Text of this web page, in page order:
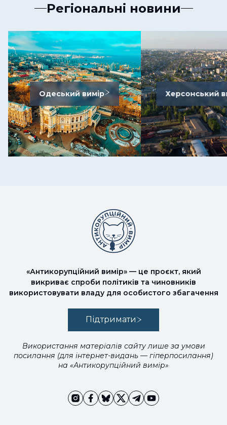
Регіональні новини
Одеський вимір Херсонський
«Антикорупційний вимір» — це проєкт, який
викриває спроби політиків та чиновників
використовувати владу для особистого збагачення
Підтримати
Використання матеріалів сайту лише за умови
посилання (для інтернет-видань — гіперпосилання)
на «Антикорупційний вимір»